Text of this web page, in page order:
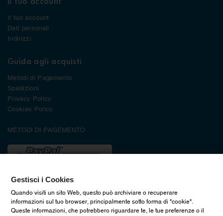
Il tuo account
Dati personali
Indirizzi
Guida agli acquisti
Metodi di Pagamento
Spedizioni
Privacy Policy
Cookies Policy
METODI DI PAGEMENTO
Gestisci i Cookies
Quando visiti un sito Web, questo può archiviare o recuperare
informazioni sul tuo browser, principalmente sotto forma di "cookie".
Queste informazioni, che potrebbero riguardare te, le tue preferenze o il